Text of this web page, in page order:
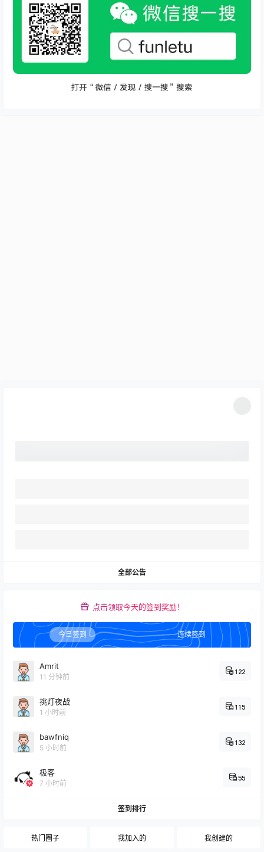
全部公告
点击领取今天的签到奖励！
今日签到 连续签到
Amrit
11 分钟前
122
挑灯夜战
1 小时前
115
bawfniq
5 小时前
132
极客
7 小时前
55
签到排行
热门圈子 我加入的 我创建的